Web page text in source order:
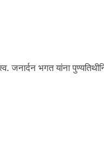
जनार्दन भगत यांना